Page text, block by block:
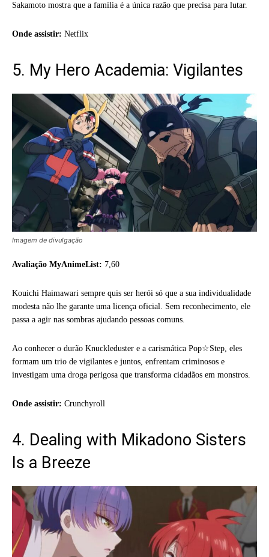
Sakamoto mostra que a família é a única razão que precisa para lutar.
Onde assistir: Netflix
5. My Hero Academia: Vigilantes
Imagem de divulgação
Avaliação MyAnimeList: 7,60
Kouichi Haimawari sempre quis ser herói só que a sua individualidade
modesta não lhe garante uma licença oficial. Sem reconhecimento, ele
passa a agir nas sombras ajudando pessoas comuns.
Ao conhecer o durão Knuckleduster e a carismática Pop☆Step, eles
formam um trio de vigilantes e juntos, enfrentam criminosos e
investigam uma droga perigosa que transforma cidadãos em monstros.
Onde assistir: Crunchyroll
4. Dealing with Mikadono Sisters
Is a Breeze